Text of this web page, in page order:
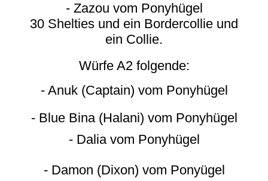
- Zazou vom Ponyhügel
30 Shelties und ein Bordercollie und
ein Collie.
Würfe A2 folgende:
- Anuk (Captain) vom Ponyhügel
- Blue Bina (Halani) vom Ponyhügel
- Dalia vom Ponyhügel
- Damon (Dixon) vom Ponyügel